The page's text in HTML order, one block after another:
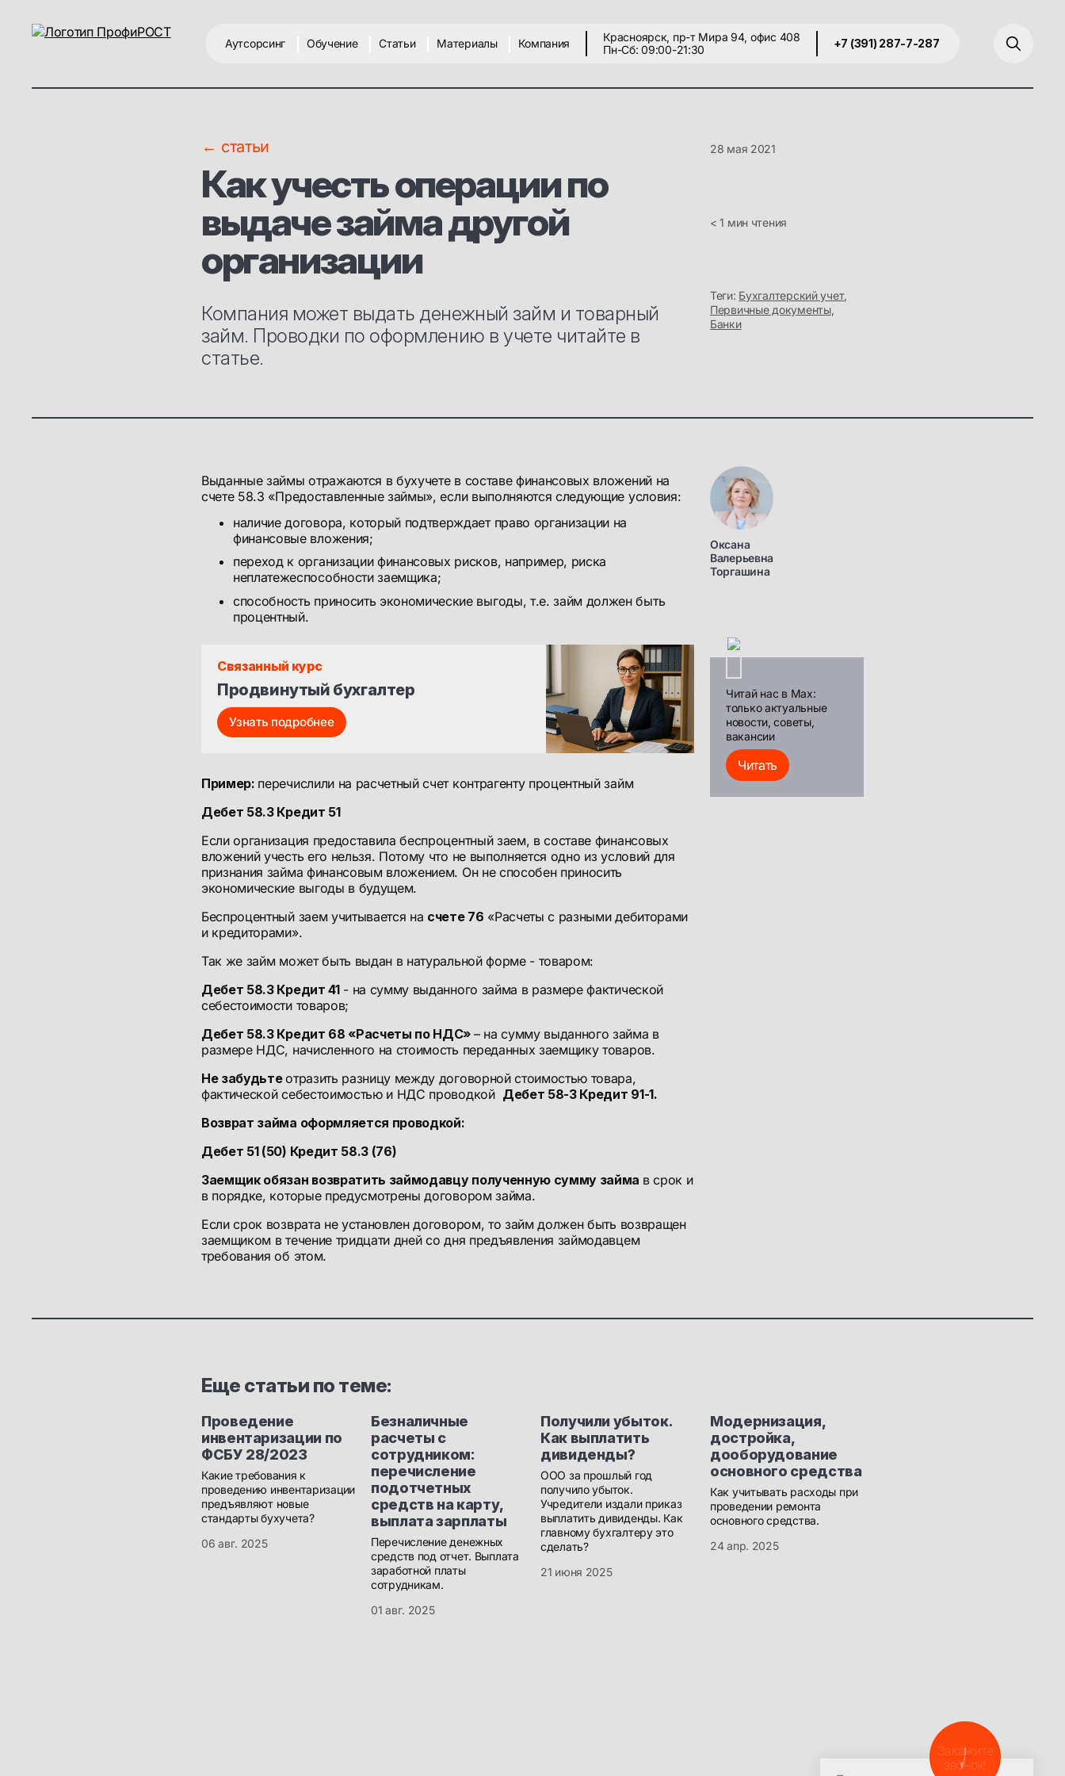
Аутсорсинг Обучение Статьи Материалы Компания
Красноярск, пр-т Мира 94, офис 408
Пн-Сб: 09:00-21:30
+7 (391) 287-7-287
← статьи
Как учесть операции по
выдаче займа другой
организации
Компания может выдать денежный займ и товарный
займ. Проводки по оформлению в учете читайте в
статье.
28 мая 2021
< 1 мин чтения
Теги: Бухгалтерский учет,
Первичные документы,
Банки
Выданные займы отражаются в бухучете в составе финансовых вложений на
счете 58.3 «Предоставленные займы», если выполняются следующие условия:
наличие договора, который подтверждает право организации на
финансовые вложения;
переход к организации финансовых рисков, например, риска
неплатежеспособности заемщика;
способность приносить экономические выгоды, т.е. займ должен быть
процентный.
Связанный курс
Продвинутый бухгалтер
Узнать подробнее
Пример: перечислили на расчетный счет контрагенту процентный займ
Дебет 58.3 Кредит 51
Если организация предоставила беспроцентный заем, в составе финансовых
вложений учесть его нельзя. Потому что не выполняется одно из условий для
признания займа финансовым вложением. Он не способен приносить
экономические выгоды в будущем.
Беспроцентный заем учитывается на счете 76 «Расчеты с разными дебиторами
и кредиторами».
Так же займ может быть выдан в натуральной форме - товаром:
Дебет 58.3 Кредит 41- на сумму выданного займа в размере фактической
себестоимости товаров;
Дебет 58.3 Кредит 68 «Расчеты по НДС» – на сумму выданного займа в
размере НДС, начисленного на стоимость переданных заемщику товаров.
Не забудьтеотразить разницу между договорной стоимостью товара,
фактической себестоимостью и НДС проводкой Дебет 58-3 Кредит 91-1.
Возврат займа оформляется проводкой:
Дебет 51 (50) Кредит 58.3 (76)
Заемщик обязан возвратить займодавцу полученную сумму займа в срок и
в порядке, которые предусмотрены договором займа.
Если срок возврата не установлен договором, то займ должен быть возвращен
заемщиком в течение тридцати дней со дня предъявления займодавцем
требования об этом.
Оксана
Валерьевна
Торгашина
Читай нас в Max:
только актуальные
новости, советы,
вакансии
Читать
Еще статьи по теме:
Проведение
инвентаризации по
ФСБУ 28/2023
Какие требования к
проведению инвентаризации
предъявляют новые
стандарты бухучета?
06 авг. 2025
Безналичные
расчеты с
сотрудником:
перечисление
подотчетных
средств на карту,
выплата зарплаты
Перечисление денежных
средств под отчет. Выплата
заработной платы
сотрудникам.
01 авг. 2025
Получили убыток.
Как выплатить
дивиденды?
ООО за прошлый год
получило убыток.
Учредители издали приказ
выплатить дивиденды. Как
главному бухгалтеру это
сделать?
21 июня 2025
Модернизация,
достройка,
дооборудование
основного средства
Как учитывать расходы при
проведении ремонта
основного средства.
24 апр. 2025
Политика в отношении
обработки персональных
Закажите
звонок!